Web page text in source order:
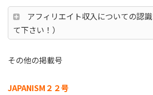
アフィリエイト収入についての認
て下さい！）
その他の掲載号
JAPANISM２２号